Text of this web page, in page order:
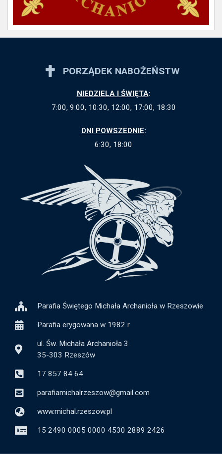
Parafia Świętego Michała Archanioła w Rzeszowie
Parafia erygowana w 1982 r.
ul. Św. Michała Archanioła 3
35-303 Rzeszów
17 857 84 64
parafiamichalrzeszow@gmail.com
www.michal.rzeszow.pl
15 2490 0005 0000 4530 2889 2426
PORZĄDEK NABOŻEŃSTW
NIEDZIELA I ŚWIĘTA:
7:00, 9:00, 10:30, 12:00, 17:00, 18:30
DNI POWSZEDNIE:
6:30, 18:00